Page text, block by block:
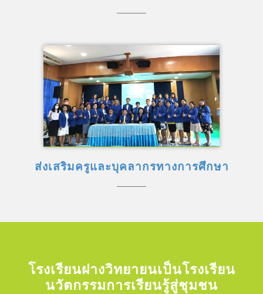
ส่งเสริมครูและบุคลากรทางการศึกษา
โรงเรียนฝางวิทยายนเป็นโรงเรียน
นวัตกรรมการเรียนรู้สู่ชุมชน